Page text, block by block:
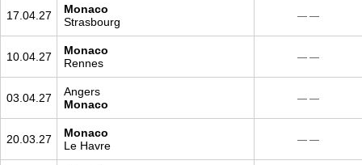
17.04.27
Monaco
Strasbourg
— —
10.04.27
Monaco
Rennes
— —
03.04.27
Angers
Monaco
— —
20.03.27
Monaco
Le Havre
— —